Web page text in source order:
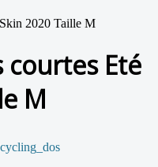
2020 Taille M
Eté
M